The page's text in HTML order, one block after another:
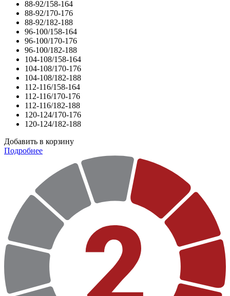
88-92/158-164
88-92/170-176
88-92/182-188
96-100/158-164
96-100/170-176
96-100/182-188
104-108/158-164
104-108/170-176
104-108/182-188
112-116/158-164
112-116/170-176
112-116/182-188
120-124/170-176
120-124/182-188
Добавить в корзину
Подробнее